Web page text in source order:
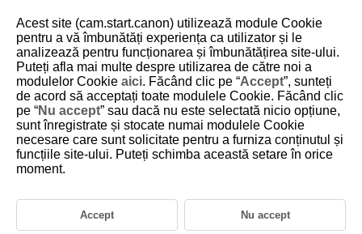
D180-163
Răsfoire imagini folosind rotiţa
principală
La afişarea unei singure imagini, puteţi să rotiţi
pentru salt de la
o imagine la alta înainte sau înapoi, conform metodei de salt setată.
Selectaţi [ ].
Acest site (cam.start.canon) utilizează module Cookie
pentru a vă îmbunătăți experiența ca utilizator și le
analizează pentru funcționarea și îmbunătățirea site-ului.
Puteți afla mai multe despre utilizarea de către noi a
modulelor Cookie aici. Făcând clic pe “Accept”, sunteți
de acord să acceptați toate modulele Cookie. Făcând clic
pe “Nu accept” sau dacă nu este selectată nicio opțiune,
sunt înregistrate și stocate numai modulele Cookie
necesare care sunt solicitate pentru a furniza conținutul și
funcțiile site-ului. Puteți schimba această setare în orice
moment.
Accept Nu accept